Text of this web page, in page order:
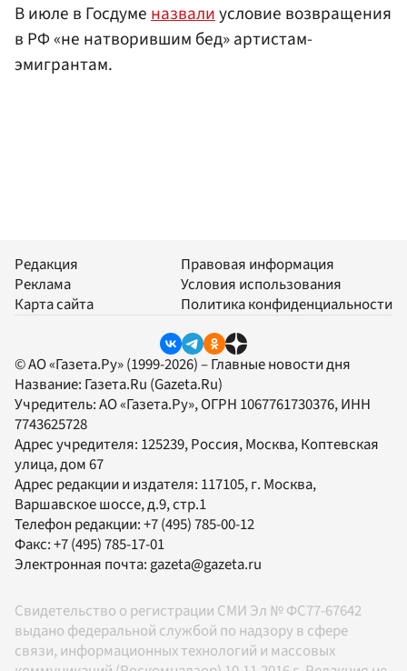
В июле в Госдуменазвалиусловие возвращения
в РФ «не натворившим бед» артистам-
эмигрантам.
Редакция
Реклама
Карта сайта
Правовая информация
Условия использования
Политика конфиденциальности
© АО «Газета.Ру» (1999-2026) – Главные новости дня
Название: Газета.Ru (Gazeta.Ru)
Учредитель:АО «Газета.Ру», ОГРН 1067761730376, ИНН
7743625728
Адрес учредителя: 125239, Россия, Москва, Коптевская
улица, дом 67
Адрес редакции и издателя: 117105, г. Москва,
Варшавское шоссе, д.9, стр.1
Телефон редакции:+7 (495) 785-00-12
Факс:+7 (495) 785-17-01
Электронная почта:gazeta@gazeta.ru
Свидетельство о регистрации СМИ Эл № ФС77-67642
выдано федеральной службой по надзору в сфере
связи, информационных технологий и массовых